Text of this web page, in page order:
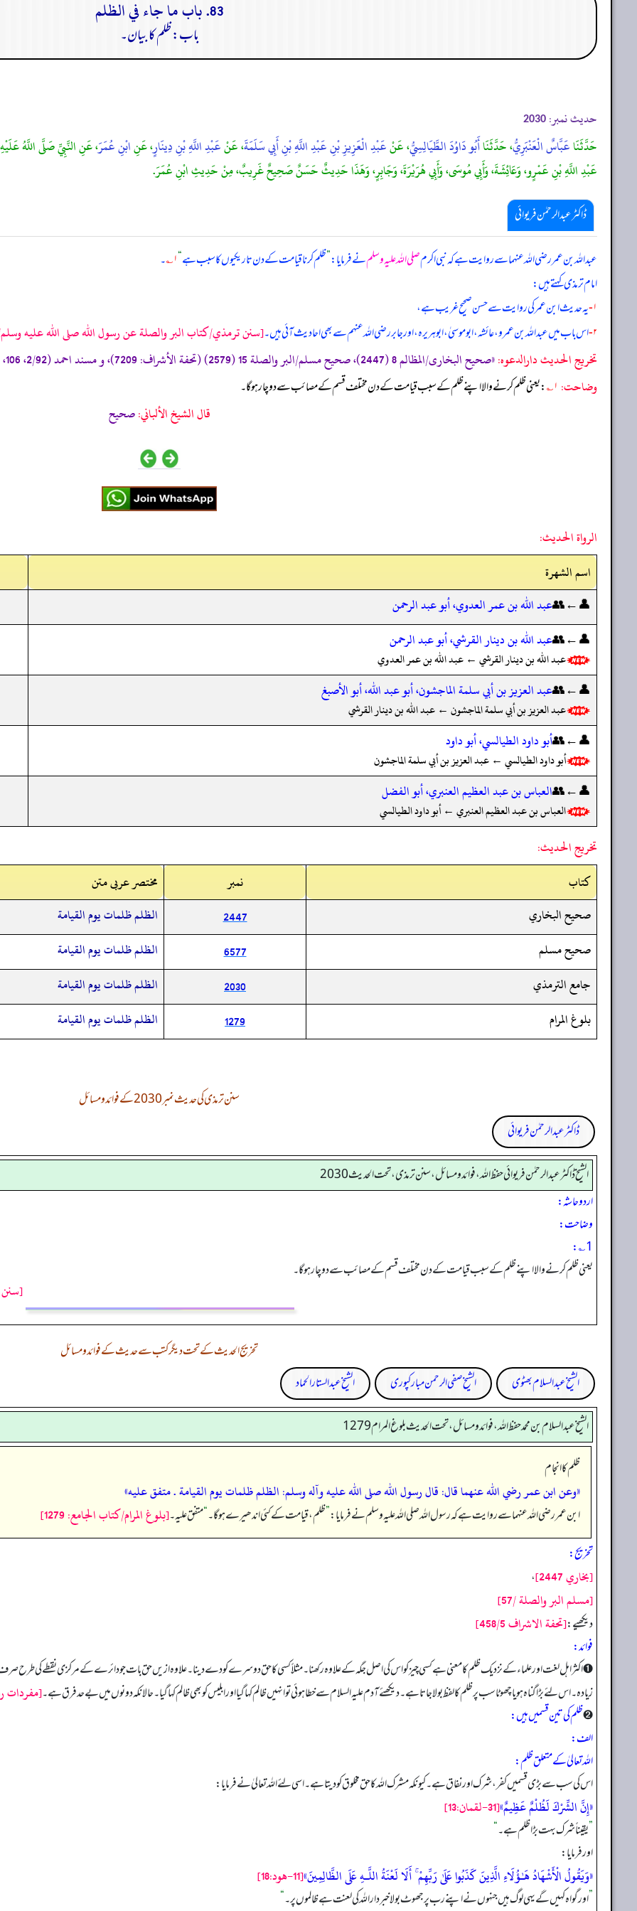
83. باب ما جاء في الظلم
باب: ظلم کا بیان۔
حدیث نمبر: 2030
حَدَّثَنَاعَبَّاسٌ الْعَنْبَرِيُّ، حَدَّثَنَاأَبُو دَاوُدَ الطَّيَالِسِيُّ، عَنْعَبْدِ الْعَزِيزِ بْنِ عَبْدِ اللَّهِ بْنِ أَبِي سَلَمَةَ، عَنْعَبْدِ اللَّهِ بْنِ دِينَارٍ، عَنِابْنِ عُمَرَ، عَنِ النَّبِيِّ صَلَّى اللَّهُ
عَبْدِ اللَّهِ بْنِ عَمْرٍو، وَعَائِشَةَ، وَأَبِي مُوسَى، وَأَبِي هُرَيْرَةَ، وَجَابِرٍ، وَهَذَا حَدِيثٌ حَسَنٌ صَحِيحٌ غَرِيبٌ، مِنْ حَدِيثِ ابْنِ عُمَرَ.
ڈاکٹر عبدالرحمٰن فریوائی
عبداللہ بن عمر رضی الله عنہما سے روایت ہے کہنبی اکرمصلی اللہ علیہ وسلمنے فرمایا:”ظلم کرنا قیامت کے دن تاریکیوں کا سبب ہے“۱؎ ۔
امام ترمذی کہتے ہیں:
۱- یہ حدیث ابن عمر کی روایت سے حسن صحیح غریب ہے،
۲- اس باب میں عبداللہ بن عمرو، عائشہ، ابوموسیٰ، ابوہریرہ، اور جابر رضی الله عنہم سے بھی احادیث آئی ہیں۔[سنن ترمذي/كتاب البر والصلة عن رسول الله صلى الله عليه وسلم/
تخریج الحدیث دارالدعوہ:«صحیح البخاری/المظالم 8 (2447)، صحیح مسلم/البر والصلة 15 (2579) (تحفة الأشراف: 7209)، و مسند احمد (2/92، 106، 136، 137، 156، 159، 191، 195) (صحیح)»
وضاحت: ۱؎ : یعنی ظلم کرنے والا اپنے ظلم کے سبب قیامت کے دن مختلف قسم کے مصائب سے دوچار ہو گا۔
قال الشيخ الألباني:صحيح
الرواة الحديث:
اسم الشهرة
👤←👥عبد الله بن عمر العدوي، أبو عبد الرحمن
👤←👥عبد الله بن دينار القرشي، أبو عبد الرحمن
عبد الله بن دينار القرشي ← عبد الله بن عمر العدوي
👤←👥عبد العزيز بن أبي سلمة الماجشون، أبو عبد الله، أبو الأصبغ
عبد العزيز بن أبي سلمة الماجشون ← عبد الله بن دينار القرشي
👤←👥أبو داود الطيالسي، أبو داود
أبو داود الطيالسي ← عبد العزيز بن أبي سلمة الماجشون
👤←👥العباس بن عبد العظيم العنبري، أبو الفضل
العباس بن عبد العظيم العنبري ← أبو داود الطيالسي
تخريج الحديث:
کتاب
نمبر
مختصر عربی متن
صحيح البخاري
2447
الظلم ظلمات يوم القيامة
صحيح مسلم
6577
الظلم ظلمات يوم القيامة
جامع الترمذي
2030
الظلم ظلمات يوم القيامة
بلوغ المرام
1279 ‏‏‏‏الظلم ظلمات يوم القيامة
سنن ترمذی کی حدیث نمبر 2030 کے فوائد و مسائل
ڈاکٹر عبدالرحمٰن فریوائی
الشیخ ڈاکٹر عبد الرحمٰن فریوائی حفظ اللہ، فوائد و مسائل، سنن ترمذی، تحت الحديث 2030
اردو حاشہ:
وضاحت:
1؎:
یعنی ظلم کرنے والا اپنے ظلم کے سبب قیامت کے دن مختلف قسم کے مصائب سے دوچار ہوگا۔
[سنن
تخریج الحدیث کے تحت دیگر کتب سے حدیث کے فوائد و مسائل
الشیخ عبدالسلام بھٹوی
الشیخ صفی الرحمن مبارکپوری الشیخ عبدالستار الحماد
الشيخ عبدالسلام بن محمد حفظ الله، فوائد و مسائل، تحت الحديث بلوغ المرام 1279
ظلم کا انجام
«وعن ابن عمر رضي الله عنهما قال: قال رسول الله صلى الله عليه وآله وسلم: ‏‏‏‏الظلم ظلمات يوم القيامة . متفق عليه»
ابن عمر رضی اللہ عنہما سے روایت ہے کہ رسول اللہ صلی اللہ علیہ وسلم نے فرمایا:”ظلم، قیامت کے کئی اندھیرے ہو گا۔“متفق عليه۔[بلوغ المرام/كتاب الجامع: 1279]
تخریج:
[بخاري 2447] ،
[مسلم البر والصلة /57]
دیکھیے:[تحفة الاشراف 458/5]
فوائد:
➊ اکثر اہل لغت اور علماء کے نزدیک ظلم کا معنی ہے کسی چیز کو اس کی اصل جگہ کے علاوہ رکھنا۔ مثلاً کسی کا حق دوسرے کو دے دینا۔ علاوہ ازیں حق بات جو دائرے کے مرکزی نقطے کی طرح صرف
زیادہ۔ اس لئے بڑا گناہ ہو یا چھوٹا سب پر ظلم کا لفظ بولا جاتا ہے۔ دیکھئے آدم علیہ السلام سے خطا ہوئی تو انہیں ظالم کہا گیا اور ابلیس کو بھی ظالم کہا گیا۔ حالانکہ دونوں میں بے حد فرق ہے۔[مفردات
➋ظلم کی تین قسمیں ہیں:
الف:
اللہ تعالیٰ کے متعلق ظلم:
اس کی سب سے بڑی قسمیں کفر، شرک اور نفاق ہے۔ کیونکہ مشرک اللہ کا حق مخلوق کو دیتا ہے۔ اسی لئے الله تعالیٰ نے فرمایا:
«إِنَّ الشِّرْكَ لَظُلْمٌ عَظِيمٌ»[31-لقمان:13]
”یقیناً شرک بہت بڑا ظلم ہے۔“
اور فرمایا:
«وَيَقُولُ الْأَشْهَادُ هَـٰؤُلَاءِ الَّذِينَ كَذَبُوا عَلَىٰ رَبِّهِمْ ۚ أَلَا لَعْنَةُ اللَّـهِ عَلَى الظَّالِمِينَ»[11-هود:18]
”اور گواہ کہیں گے یہی لوگ ہیں جنہوں نے اپنے رب پر جھوٹ بولا خبردار اللہ کی لعنت ہے ظالموں پر۔“